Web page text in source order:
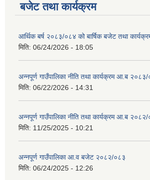
बजेट तथा कार्यक्रम
आर्थिक बर्ष २०८३/०८४ को बार्षिक बजेट तथा
मिति: 06/24/2026 - 18:05
अन्नपूर्ण गाउँपालिका नीति तथा कार्यक्रम आ.ब
मिति: 06/22/2026 - 14:31
अन्नपूर्ण गाउँपालिका नीति तथा कार्यक्रम आ.ब
मिति: 11/25/2025 - 10:21
अन्नपूर्ण गाउँपालिका आ.व बजेट २०८२/०८३
मिति: 06/24/2025 - 12:26